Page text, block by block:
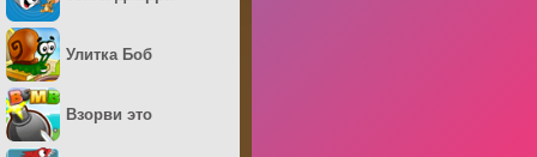
Улитка Боб
Взорви это